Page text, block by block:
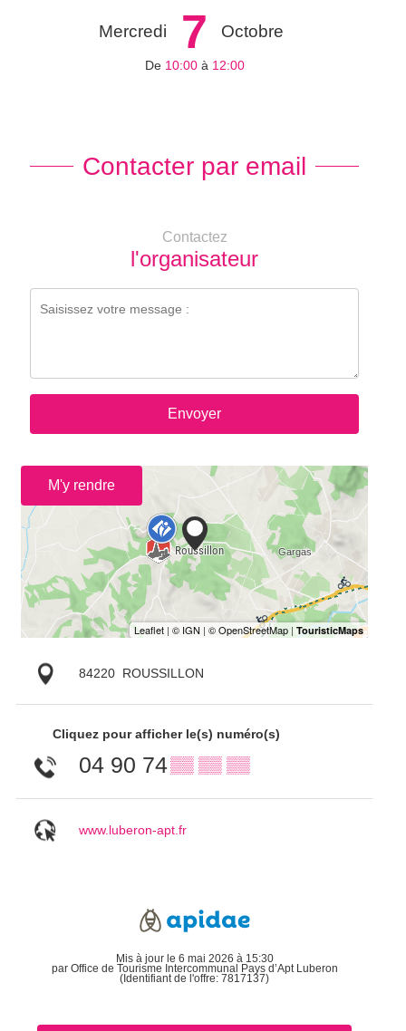
Mercredi 7 Octobre
De 10:00 à 12:00
Contacter par email
Contactez
l'organisateur
Envoyer
M'y rendre
84220 ROUSSILLON
Cliquez pour afficher le(s) numéro(s)
04 90 74▒▒ ▒▒ ▒▒
www.luberon-apt.fr
Mis à jour le 6 mai 2026 à 15:30
par Office de Tourisme Intercommunal Pays d’Apt Luberon
(Identifiant de l'offre: 7817137)